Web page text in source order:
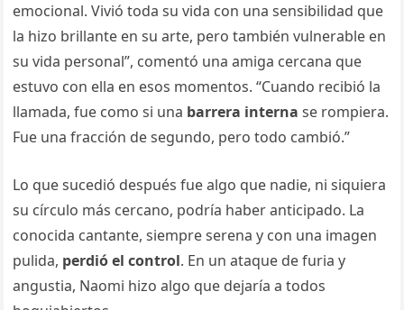
emocional. Vivió toda su vida con una sensibilidad que
la hizo brillante en su arte, pero también vulnerable en
su vida personal”, comentó una amiga cercana que
estuvo con ella en esos momentos. “Cuando recibió la
llamada, fue como si una barrera interna se rompiera.
Fue una fracción de segundo, pero todo cambió.”
Lo que sucedió después fue algo que nadie, ni siquiera
su círculo más cercano, podría haber anticipado. La
conocida cantante, siempre serena y con una imagen
pulida, perdió el control. En un ataque de furia y
angustia, Naomi hizo algo que dejaría a todos